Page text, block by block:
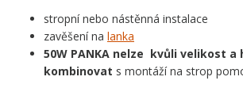
stropní nebo nástěnná instalace
zavěšení na lanka
50W PANKA nelze kvůli velikost
kombinovat s montáží na strop